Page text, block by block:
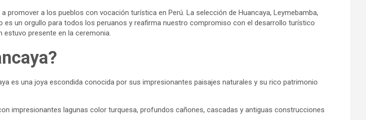
a los pueblos con vocación turística en Perú. La selección de Huancaya, Leymebamba,
un orgullo para todos los peruanos y reafirma nuestro compromiso con el desarrollo turístico
estuvo presente en la ceremonia.
es una joya escondida conocida por sus impresionantes paisajes naturales y su rico patrimonio
impresionantes lagunas color turquesa, profundos cañones, cascadas y antiguas construcciones